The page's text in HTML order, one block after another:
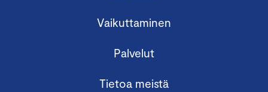
Vaikuttaminen
Palvelut
Tietoa meistä